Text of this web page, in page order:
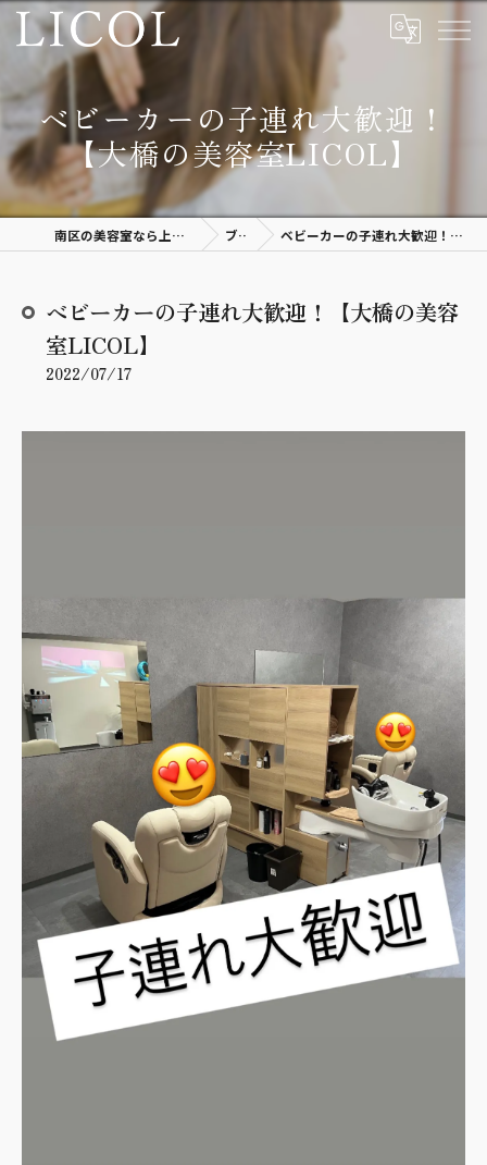
ベビーカーの子連れ大歓迎！
【大橋の美容室LICOL】
南区の美容室なら上質空間があるLICOL ブログ ベビーカーの子連れ大歓迎！【大橋の美容室LICOL】
ベビーカーの子連れ大歓迎！【大橋の美容
室LICOL】
2022/07/17